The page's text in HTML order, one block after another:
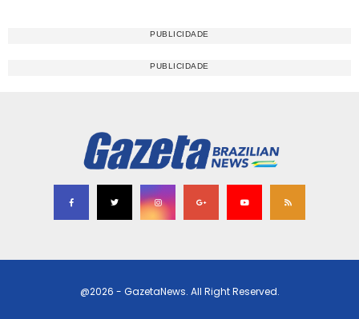
@2026 - GazetaNews. All Right Reserved.